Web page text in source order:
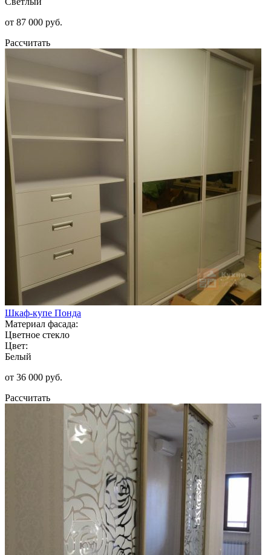
от 87 000 руб.
Рассчитать
Шкаф-купе Понда
Материал фасада:
Цветное стекло
Цвет:
Белый
от 36 000 руб.
Рассчитать